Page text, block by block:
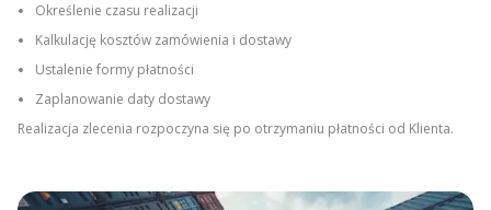
Określenie czasu realizacji
Kalkulację kosztów zamówienia i dostawy
Ustalenie formy płatności
Zaplanowanie daty dostawy
Realizacja zlecenia rozpoczyna się po otrzymaniu płatności od Klienta.